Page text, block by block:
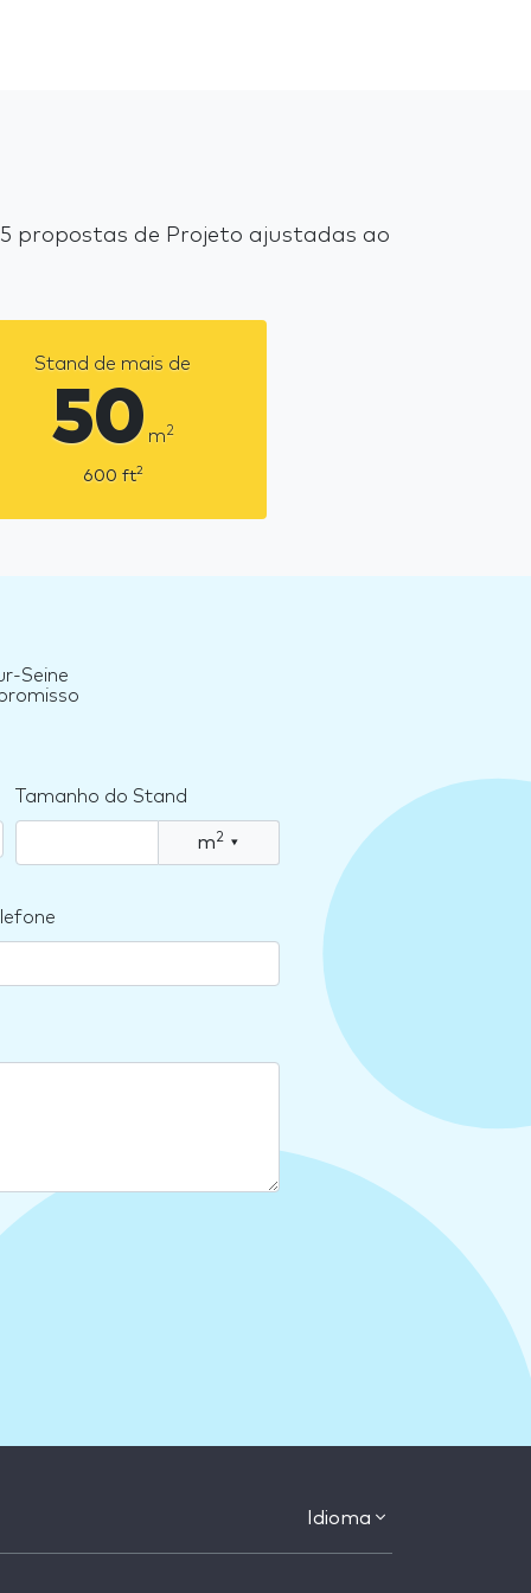
propostas de Projeto ajustadas ao
Stand de mais de
50 m2
600 ft2
Seine
Tamanho do Stand
m2 ▾
Idioma